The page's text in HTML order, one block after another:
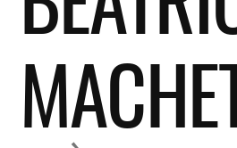
content